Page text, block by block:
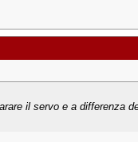
il servo e a differenza